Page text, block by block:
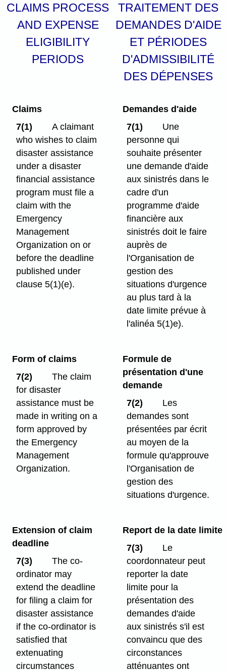
CLAIMS PROCESS
AND EXPENSE
ELIGIBILITY
PERIODS
TRAITEMENT DES
DEMANDES D'AIDE
ET PÉRIODES
D'ADMISSIBILITÉ
DES DÉPENSES
Claims
7(1)
A claimant
who wishes to claim
disaster assistance
under a disaster
financial assistance
program must file a
claim with the
Emergency
Management
Organization on or
before the deadline
published under
clause 5(1)⁠(e).
Demandes d'aide
7(1)
Une
personne qui
souhaite présenter
une demande d'aide
aux sinistrés dans le
cadre d'un
programme d'aide
financière aux
sinistrés doit le faire
auprès de
l'Organisation de
gestion des
situations d'urgence
au plus tard à la
date limite prévue à
l'alinéa 5(1)e).
Form of claims
7(2)
The claim
for disaster
assistance must be
made in writing on a
form approved by
the Emergency
Management
Organization.
Formule de
présentation d'une
demande
7(2)
Les
demandes sont
présentées par écrit
au moyen de la
formule qu'approuve
l'Organisation de
gestion des
situations d'urgence.
Extension of claim
deadline
7(3)
The co-
ordinator may
extend the deadline
for filing a claim for
disaster assistance
if the co-ordinator is
satisfied that
extenuating
circumstances
Report de la date limite
7(3)
Le
coordonnateur peut
reporter la date
limite pour la
présentation des
demandes d'aide
aux sinistrés s'il est
convaincu que des
circonstances
atténuantes ont